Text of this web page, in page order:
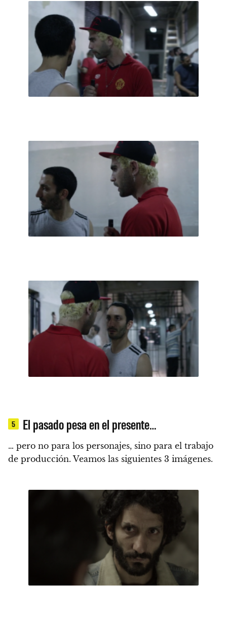
5 El pasado pesa en el presente…
… pero no para los personajes, sino para el trabajo
de producción. Veamos las siguientes 3 imágenes.